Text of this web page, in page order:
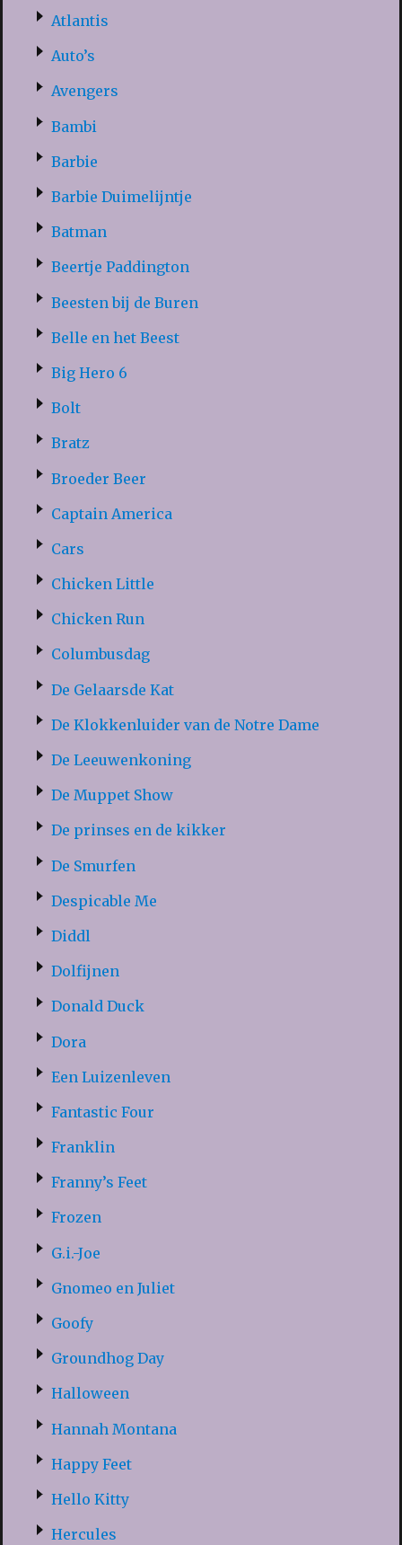
Atlantis
Auto’s
Avengers
Bambi
Barbie
Barbie Duimelijntje
Batman
Beertje Paddington
Beesten bij de Buren
Belle en het Beest
Big Hero 6
Bolt
Bratz
Broeder Beer
Captain America
Cars
Chicken Little
Chicken Run
Columbusdag
De Gelaarsde Kat
De Klokkenluider van de Notre Dame
De Leeuwenkoning
De Muppet Show
De prinses en de kikker
De Smurfen
Despicable Me
Diddl
Dolfijnen
Donald Duck
Dora
Een Luizenleven
Fantastic Four
Franklin
Franny’s Feet
Frozen
G.i.-Joe
Gnomeo en Juliet
Goofy
Groundhog Day
Halloween
Hannah Montana
Happy Feet
Hello Kitty
Hercules